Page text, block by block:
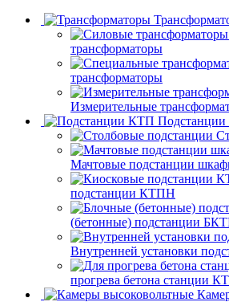
трансформаторы
трансформаторы
Измерительные
Мачтовые подстанции
подстанции КТПН
(бетонные) подстанции
Внутренней установки
прогрева бетона станции